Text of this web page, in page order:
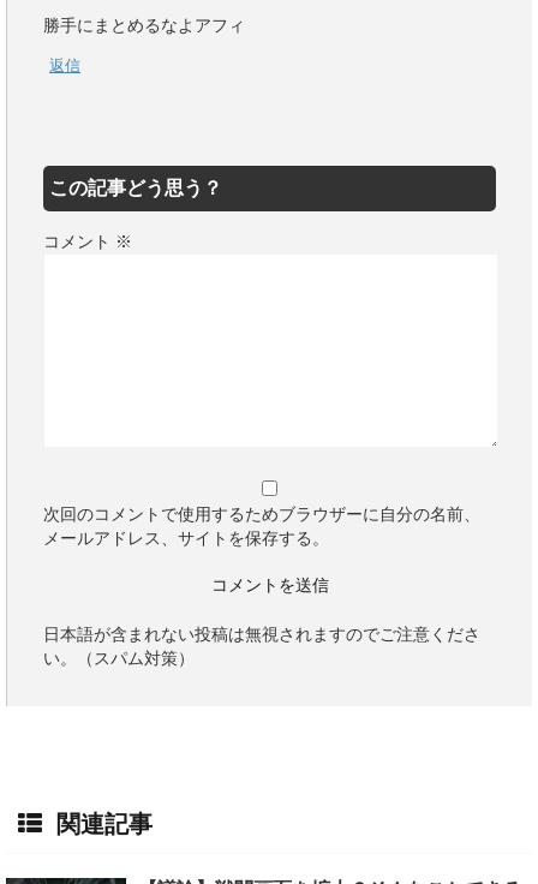
勝手にまとめるなよアフィ
返信
この記事どう思う？
コメント ※
次回のコメントで使用するためブラウザーに自分の名前、
メールアドレス、サイトを保存する。
日本語が含まれない投稿は無視されますのでご注意くださ
い。（スパム対策）
関連記事